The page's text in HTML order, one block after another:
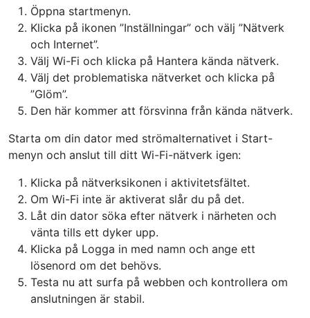
Öppna startmenyn.
Klicka på ikonen ”Inställningar” och välj ”Nätverk
och Internet”.
Välj Wi-Fi och klicka på Hantera kända nätverk.
Välj det problematiska nätverket och klicka på
”Glöm”.
Den här kommer att försvinna från kända nätverk.
Starta om din dator med strömalternativet i Start-
menyn och anslut till ditt Wi-Fi-nätverk igen:
Klicka på nätverksikonen i aktivitetsfältet.
Om Wi-Fi inte är aktiverat slår du på det.
Låt din dator söka efter nätverk i närheten och
vänta tills ett dyker upp.
Klicka på Logga in med namn och ange ett
lösenord om det behövs.
Testa nu att surfa på webben och kontrollera om
anslutningen är stabil.